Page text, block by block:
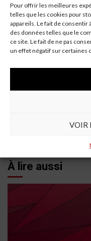
Pour offrir les meilleures
telles que les cookies pour
appareils. Le fait de
des données telles que le
ce site. Le fait de ne pas
un effet négatif sur certaines
VOIR
gouvernements,
cette période de
automobile dépendra
nouvelles réalités
Continue
Reading
Previous:
Loire : 84 emplois
Les
Tourmente : Des
À lire aussi